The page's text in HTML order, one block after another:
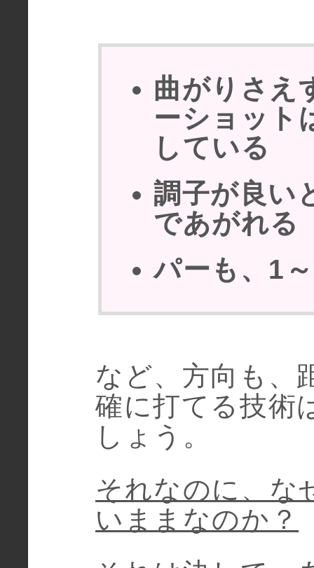
曲がりさえ
ーショット
している
調子が良い
であがれる
パーも、1
など、方向も、
確に打てる技術
しょう。
それなのに、な
いままなのか？